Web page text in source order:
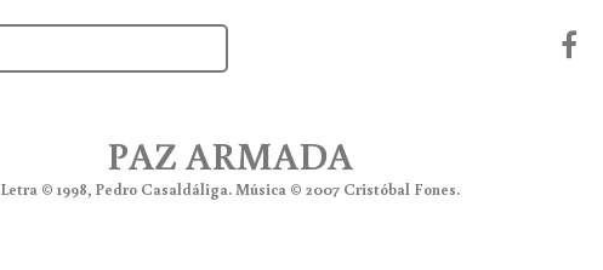
PAZ ARMADA
Letra © 1998, Pedro Casaldáliga. Música © 2007 Cristóbal Fones.